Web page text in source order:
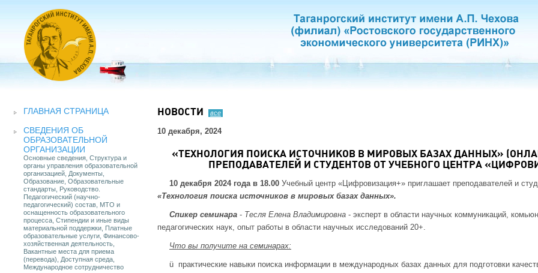
ГЛАВНАЯ СТРАНИЦА
СВЕДЕНИЯ ОБ
ОБРАЗОВАТЕЛЬНОЙ
ОРГАНИЗАЦИИ
Основные сведения, Структура и
органы управления образовательной
организацией, Документы,
Образование, Образовательные
стандарты, Руководство.
Педагогический (научно-
педагогический) состав, МТО и
оснащенность образовательного
процесса, Стипендии и иные виды
материальной поддержки, Платные
образовательные услуги, Финансово-
хозяйственная деятельность,
Вакантные места для приема
(перевода), Доступная среда,
Международное сотрудничество
НОВОСТИ все
10 декабря, 2024
«ТЕХНОЛОГИЯ ПОИСКА ИСТОЧНИКОВ В МИРОВЫХ БАЗАХ ДАННЫХ»
ПРЕПОДАВАТЕЛЕЙ И СТУДЕНТОВ ОТ УЧЕБНОГО ЦЕНТРА
10 декабря 2024 года в 18.00 Учебный центр «Цифровизация+» приглашает преподавателей и
«Технология поиска источников в мировых базах данных».
Спикер семинара - Тесля Елена Владимировна - эксперт в области научных коммуникаций,
педагогических наук, опыт работы в области научных исследований 20+.
Что вы получите на семинарах:
ü практические навыки поиска информации в международных базах данных для подготовки